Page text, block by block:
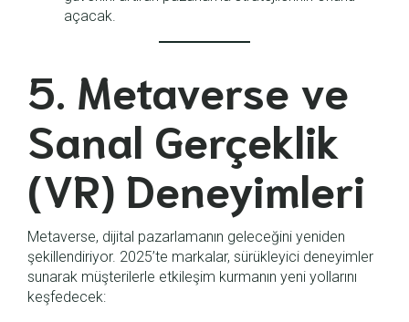
açacak.
5. Metaverse ve
Sanal Gerçeklik
(VR) Deneyimleri
Metaverse, dijital pazarlamanın geleceğini yeniden
şekillendiriyor. 2025’te markalar, sürükleyici deneyimler
sunarak müşterilerle etkileşim kurmanın yeni yollarını
keşfedecek: